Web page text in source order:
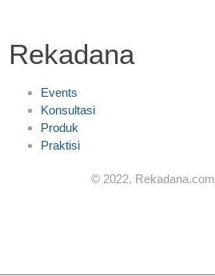
Rekadana
Events
Konsultasi
Produk
Praktisi
© 2022. Rekadana.com